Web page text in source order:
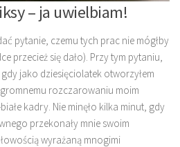
– ja uwielbiam!
pytanie, czemu tych prac nie mógłby
przecież się dało). Przy tym pytaniu,
jako dziesięciolatek otworzyłem
rozczarowaniu moim
kadry. Nie minęło kilka minut, gdy
przekonały mnie swoim
wyrażaną mnogimi